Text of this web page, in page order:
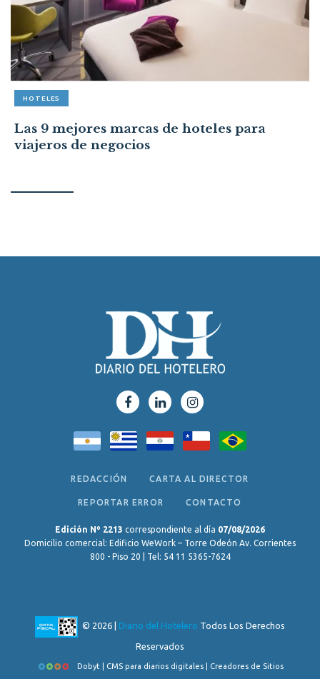
HOTELES
Las 9 mejores marcas de hoteles para
viajeros de negocios
REDACCIÓN CARTA AL DIRECTOR
REPORTAR ERROR CONTACTO
Edición Nº 2213 correspondiente al día 07/08/2026
Domicilio comercial: Edificio WeWork – Torre Odeón Av. Corrientes
800 - Piso 20 | Tel: 54 11 5365-7624
© 2026 | Diario del Hotelero Todos Los Derechos
Reservados
Dobyt | CMS para diarios digitales | Creadores de Sitios